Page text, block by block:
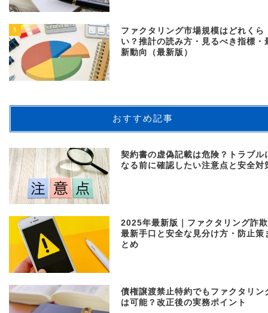
3
ファクタリング市場規模はどれくら
い？推計の読み方・見るべき指標・
新動向（最新版）
おすすめ記事
契約書の虚偽記載は危険？トラブル
なる前に確認したい注意点と安全対
2025年最新版｜ファクタリング詐
最新手口と安全な見分け方・防止策
とめ
債権譲渡禁止特約でもファクタリン
は可能？改正後の実務ポイント